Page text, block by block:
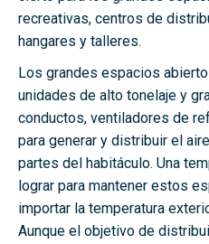
recreativas, centros de
hangares y talleres.
Los grandes espacios
unidades de alto tonelaje y
conductos, ventiladores de
para generar y distribuir el
partes del habitáculo. Una
lograr para mantener estos
importar la temperatura
Aunque el objetivo de